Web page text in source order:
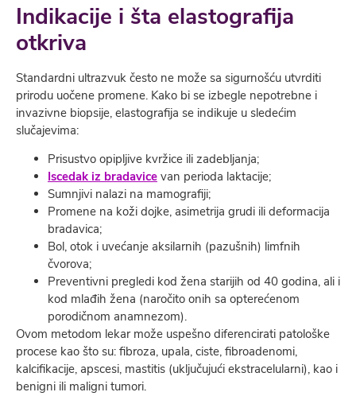
Indikacije i šta elastografija
otkriva
Standardni ultrazvuk često ne može sa sigurnošću utvrditi
prirodu uočene promene. Kako bi se izbegle nepotrebne i
invazivne biopsije, elastografija se indikuje u sledećim
slučajevima:
Prisustvo opipljive kvržice ili zadebljanja;
Iscedak iz bradavice van perioda laktacije;
Sumnjivi nalazi na mamografiji;
Promene na koži dojke, asimetrija grudi ili deformacija
bradavica;
Bol, otok i uvećanje aksilarnih (pazušnih) limfnih
čvorova;
Preventivni pregledi kod žena starijih od 40 godina, ali i
kod mlađih žena (naročito onih sa opterećenom
porodičnom anamnezom).
Ovom metodom lekar može uspešno diferencirati patološke
procese kao što su: fibroza, upala, ciste, fibroadenomi,
kalcifikacije, apscesi, mastitis (uključujući ekstracelularni), kao i
benigni ili maligni tumori.